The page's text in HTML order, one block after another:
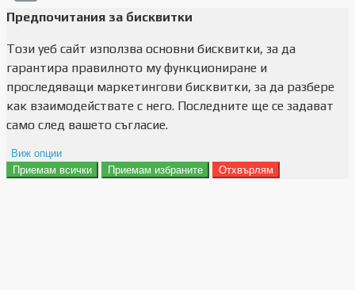
Предпочитания за бисквитки
Този уеб сайт използва основни бисквитки, за да
гарантира правилното му функциониране и
проследяващи маркетингови бисквитки, за да разбере
как взаимодействате с него. Последните ще се задават
само след вашето съгласие.
Виж опции
Препочитания за реклами
Приемам всички Приемам избраните Отхвърлям